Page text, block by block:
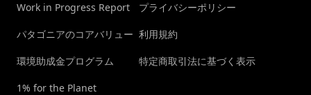
Work in Progress Report
パタゴニアのコアバリュー
環境助成金プログラム
1% for the Planet
プライバシーポリシー
利用規約
特定商取引法に基づく表示